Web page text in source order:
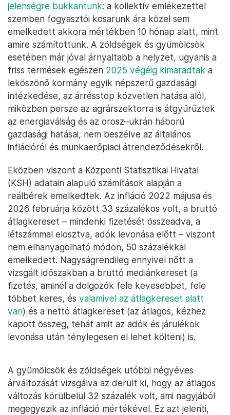
jelenségre bukkantunk: a kollektív emlékezettel
szemben fogyasztói kosarunk ára közel sem
emelkedett akkora mértékben 10 hónap alatt, mint
amire számítottunk. A zöldségek és gyümölcsök
esetében már jóval árnyaltabb a helyzet, ugyanis a
friss termések egészen 2025 végéig kimaradtak a
leköszönő kormány egyik népszerű gazdasági
intézkedése, az árrésstop közvetlen hatása alól,
miközben persze az agrárszektorra is átgyűrűztek
az energiaválság és az orosz–ukrán háború
gazdasági hatásai, nem beszélve az általános
inflációról és munkaerőpiaci átrendeződésekről.
Eközben viszont a Központi Statisztikai Hivatal
(KSH) adatain alapuló számítások alapján a
reálbérek emelkedtek. Az infláció 2022 májusa és
2026 februárja között 33 százalékos volt, a bruttó
átlagkereset – mindenki fizetését összeadva, a
létszámmal elosztva, adók levonása előtt – viszont
nem elhanyagolható módon, 50 százalékkal
emelkedett. Nagyságrendileg ennyivel nőtt a
vizsgált időszakban a bruttó mediánkereset (a
fizetés, aminél a dolgozók fele kevesebbet, fele
többet keres, és valamivel az átlagkereset alatt
van) és a nettó átlagkereset (az átlagos, kézhez
kapott összeg, tehát amit az adók és járulékok
levonása után ténylegesen el lehet költeni) is.
A gyümölcsök és zöldségek utóbbi négyéves
árváltozását vizsgálva az derült ki, hogy az átlagos
változás körülbelül 32 százalék volt, ami nagyjából
megegyezik az infláció mértékével. Ez azt jelenti,